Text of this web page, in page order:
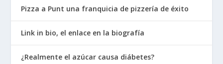
Pizza a Punt una franquicia de pizzería de éxito
Link in bio, el enlace en la biografía
¿Realmente el azúcar causa diábetes?